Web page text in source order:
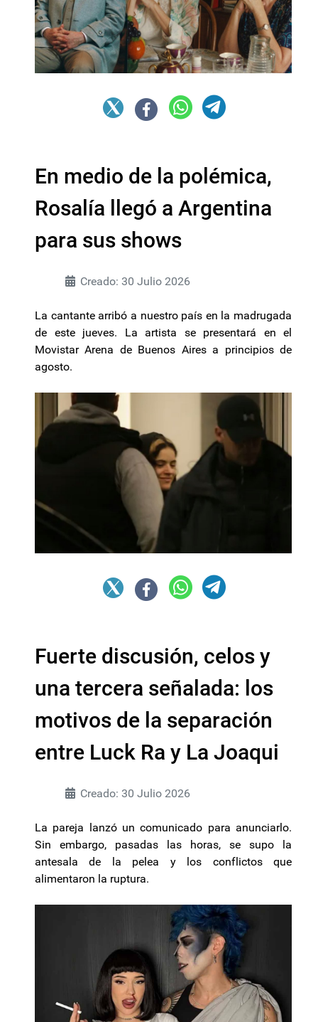
En medio de la polémica,
Rosalía llegó a Argentina
para sus shows
Creado: 30 Julio 2026
La cantante arribó a nuestro país en la madrugada
de este jueves. La artista se presentará en el
Movistar Arena de Buenos Aires a principios de
agosto.
Fuerte discusión, celos y
una tercera señalada: los
motivos de la separación
entre Luck Ra y La Joaqui
Creado: 30 Julio 2026
La pareja lanzó un comunicado para anunciarlo.
Sin embargo, pasadas las horas, se supo la
antesala de la pelea y los conflictos que
alimentaron la ruptura.